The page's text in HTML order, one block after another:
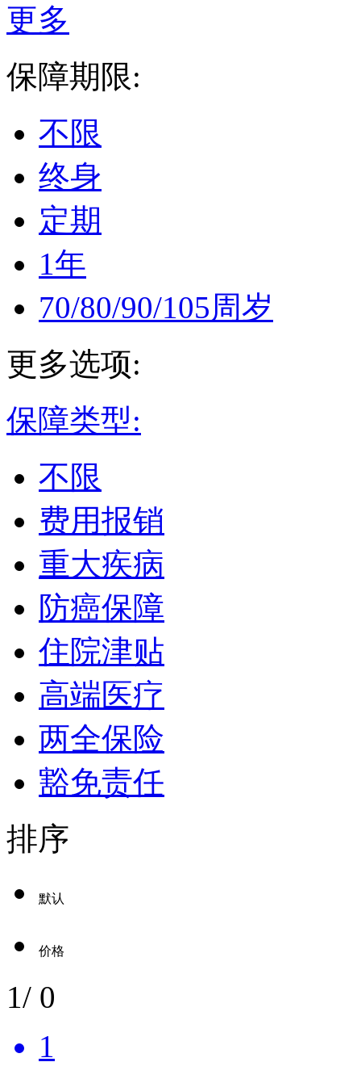
更多
保障期限:
不限
终身
定期
1年
70/80/90/105周岁
更多选项:
保障类型:
不限
费用报销
重大疾病
防癌保障
住院津贴
高端医疗
两全保险
豁免责任
排序
默认
价格
1/ 0
1